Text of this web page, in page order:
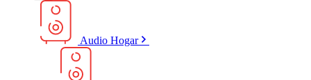
Audio Hogar